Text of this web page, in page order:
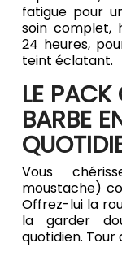
fatigue pour
soin complet,
24 heures,
teint éclatant.
LE PACK
BARBE
Vous
moustache)
Offrez-lui la
la garder
quotidien.